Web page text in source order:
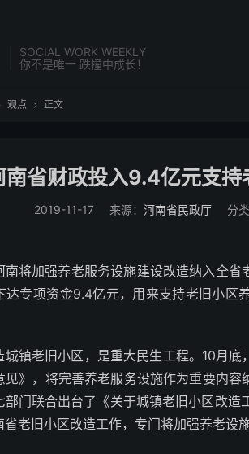
SOCIAL WORK WEEKLY
你不是唯一 跌撞中成长！
观点  正文
南省财政投入9.4亿元支
2019-11-17 来源： 河南省民政厅 分类
南将加强养老服务设施建设改造纳入全
达专项资金9.4亿元，用来支持老旧小区
城镇老旧小区，是重大民生工程。10月
见》，将完善养老服务设施作为重要内
部门联合出台了《关于城镇老旧小区改
老旧小区改造工作，专门将加强养老设